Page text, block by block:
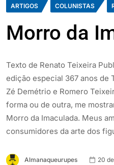
ARTIGOS COLUNISTAS
Morro da
Texto de Renato Teixeira
edição especial 367 anos de
Zé Demétrio e Romero
forma ou de outra, me
Morro da Imaculada. Meus
consumidores da arte dos
Almanaqueurupes
20